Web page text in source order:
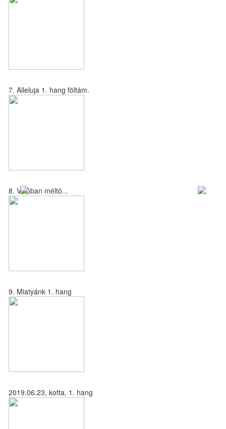
7. Alleluja 1. hang föltám.
8. Valóban méltó...
9. Miatyánk 1. hang
2019.06.23, kotta, 1. hang